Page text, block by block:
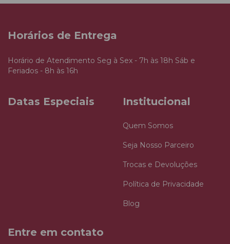
Horários de Entrega
Horário de Atendimento Seg à Sex - 7h às 18h Sáb e
Feriados - 8h às 16h
Datas Especiais Institucional
Quem Somos
Seja Nosso Parceiro
Trocas e Devoluções
Política de Privacidade
Blog
Entre em contato